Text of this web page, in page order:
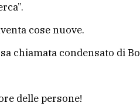
cose nuove.
chiamata condensato di
delle persone!